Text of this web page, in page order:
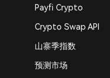
Payfi Crypto
Crypto Swap API
山寨季指数
预测市场